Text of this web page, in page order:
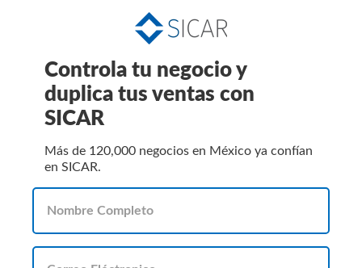
Controla tu negocio y
duplica tus ventas con
SICAR
Más de 120,000 negocios en México ya confían
en SICAR.